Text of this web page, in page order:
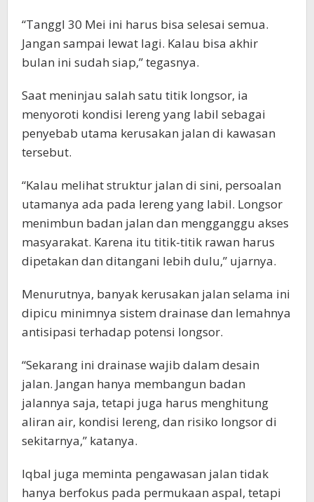
“Tanggl 30 Mei ini harus bisa selesai semua.
Jangan sampai lewat lagi. Kalau bisa akhir
bulan ini sudah siap,” tegasnya.
Saat meninjau salah satu titik longsor, ia
menyoroti kondisi lereng yang labil sebagai
penyebab utama kerusakan jalan di kawasan
tersebut.
“Kalau melihat struktur jalan di sini, persoalan
utamanya ada pada lereng yang labil. Longsor
menimbun badan jalan dan mengganggu akses
masyarakat. Karena itu titik-titik rawan harus
dipetakan dan ditangani lebih dulu,” ujarnya.
Menurutnya, banyak kerusakan jalan selama ini
dipicu minimnya sistem drainase dan lemahnya
antisipasi terhadap potensi longsor.
“Sekarang ini drainase wajib dalam desain
jalan. Jangan hanya membangun badan
jalannya saja, tetapi juga harus menghitung
aliran air, kondisi lereng, dan risiko longsor di
sekitarnya,” katanya.
Iqbal juga meminta pengawasan jalan tidak
hanya berfokus pada permukaan aspal, tetapi